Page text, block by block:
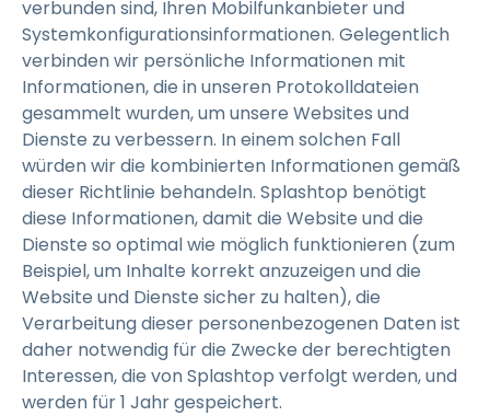
verbunden sind, Ihren Mobilfunkanbieter und
Systemkonfigurationsinformationen. Gelegentlich
verbinden wir persönliche Informationen mit
Informationen, die in unseren Protokolldateien
gesammelt wurden, um unsere Websites und
Dienste zu verbessern. In einem solchen Fall
würden wir die kombinierten Informationen gemäß
dieser Richtlinie behandeln. Splashtop benötigt
diese Informationen, damit die Website und die
Dienste so optimal wie möglich funktionieren (zum
Beispiel, um Inhalte korrekt anzuzeigen und die
Website und Dienste sicher zu halten), die
Verarbeitung dieser personenbezogenen Daten ist
daher notwendig für die Zwecke der berechtigten
Interessen, die von Splashtop verfolgt werden, und
werden für 1 Jahr gespeichert.